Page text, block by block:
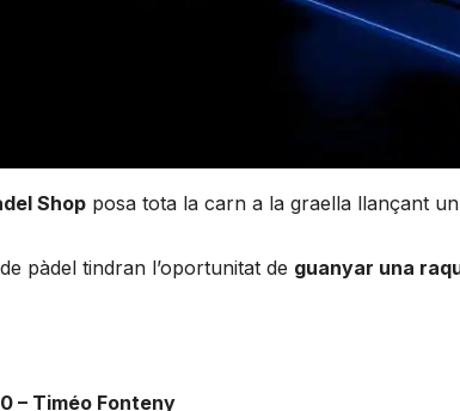
Shop posa tota la carn a la graella llançant un
pàdel tindran l’oportunitat de guanyar una
– Timéo Fonteny